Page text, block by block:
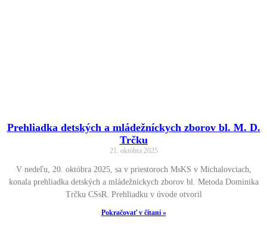
Prehliadka detských a mládežníckych zborov bl. M. D.
Trčku
21. októbra 2025
V nedeľu, 20. októbra 2025, sa v priestoroch MsKS v Michalovciach,
konala prehliadka detských a mládežníckych zborov bl. Metoda Dominika
Trčku CSsR. Prehliadku v úvode otvoril
Pokračovať v čítaní »